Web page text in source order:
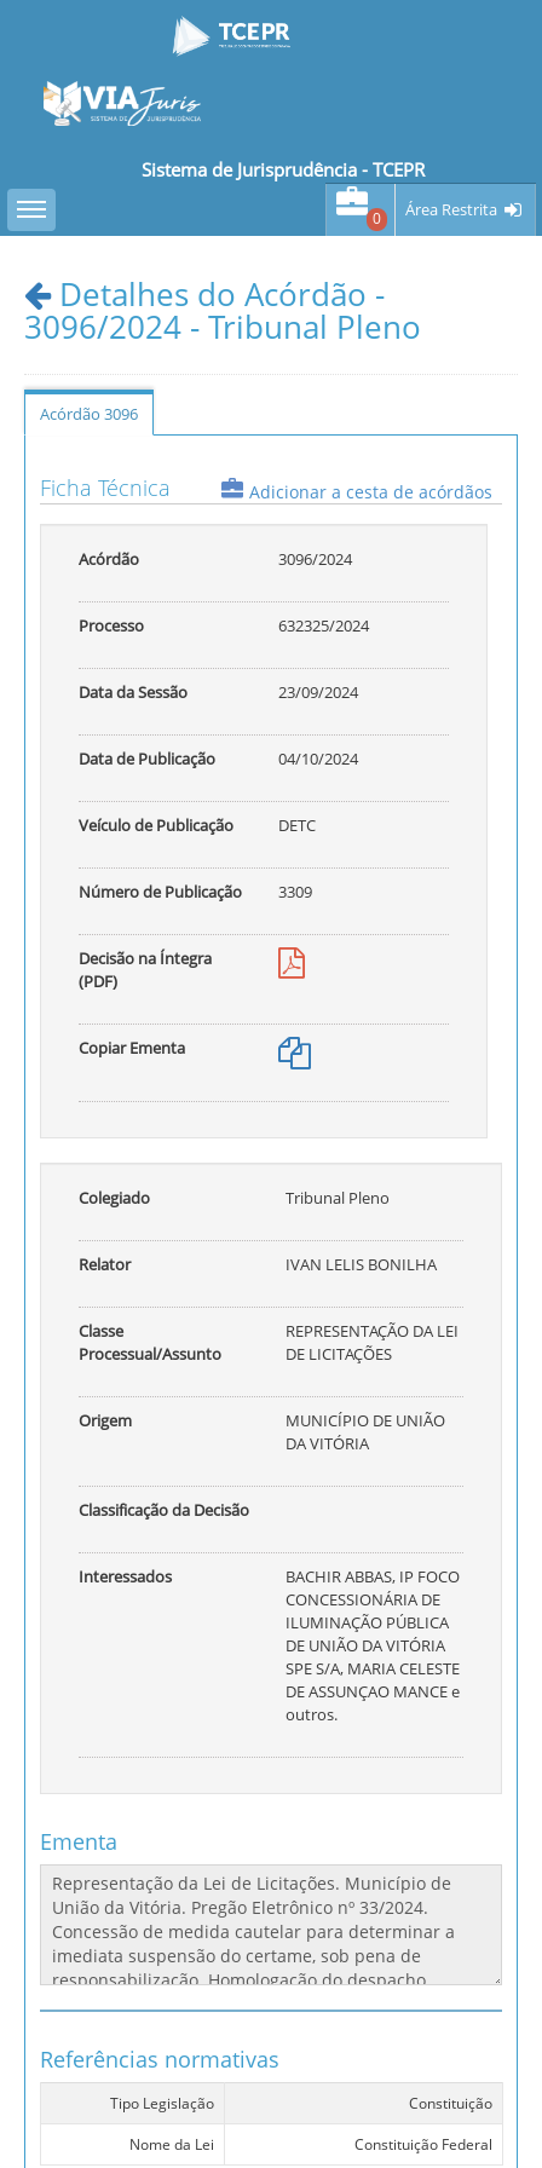
Sistema de Jurisprudência - TCEPR
Toggle sidebar
0 Área Restrita
Detalhes do Acórdão -
3096/2024 - Tribunal Pleno
Acórdão 3096
Ficha Técnica Adicionar a cesta de acórdãos
Acórdão 3096/2024
Processo 632325/2024
Data da Sessão 23/09/2024
Data de Publicação 04/10/2024
Veículo de Publicação DETC
Número de Publicação 3309
Decisão na Íntegra
(PDF)
Copiar Ementa
Colegiado Tribunal Pleno
Relator IVAN LELIS BONILHA
Classe
Processual/Assunto
REPRESENTAÇÃO DA LEI
DE LICITAÇÕES
Origem
MUNICÍPIO DE UNIÃO
DA VITÓRIA
Classificação da Decisão
Interessados
BACHIR ABBAS, IP FOCO
CONCESSIONÁRIA DE
ILUMINAÇÃO PÚBLICA
DE UNIÃO DA VITÓRIA
SPE S/A, MARIA CELESTE
DE ASSUNÇAO MANCE e
outros.
Ementa
Referências normativas
Tipo Legislação
Constituição
Nome da Lei
Constituição Federal